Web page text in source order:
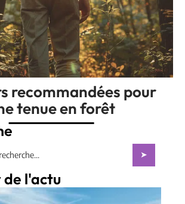
recommandées pour
tenue en forêt
de l'actu